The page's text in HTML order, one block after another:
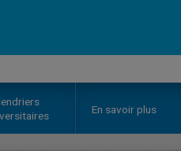
En savoir plus